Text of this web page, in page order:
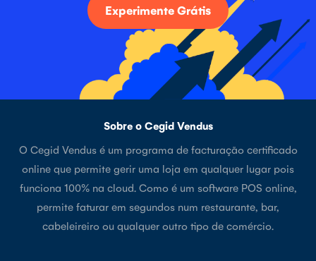
Experimente Grátis
Sobre o Cegid Vendus
O Cegid Vendus é um programa de facturação certificado
online que permite gerir uma loja em qualquer lugar pois
funciona 100% na cloud. Como é um software POS online,
permite faturar em segundos num restaurante, bar,
cabeleireiro ou qualquer outro tipo de comércio.